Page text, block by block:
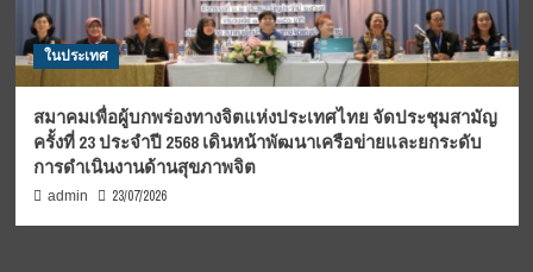
ในประเทศ
สมาคมเพื่อผู้บกพร่องทางจิตแห่งประเทศไทย จัดประชุมสามัญ
ครั้งที่ 23 ประจำปี 2568 เดินหน้าพัฒนาเครือข่ายและยกระดับ
การดำเนินงานด้านสุขภาพจิต
admin 23/07/2026